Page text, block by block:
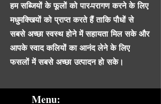
हम सब्जियों के फूलों को पार-परागण करने के लिए
मधुमक्खियों को प्राप्त करते हैं ताकि पौधों से
सबसे अच्छा स्वस्थ होने में सहायता मिल सके और
आपके स्वाद कलियों का आनंद लेने के लिए
फसलों में सबसे अच्छा उत्पादन हो सके।
Menu: